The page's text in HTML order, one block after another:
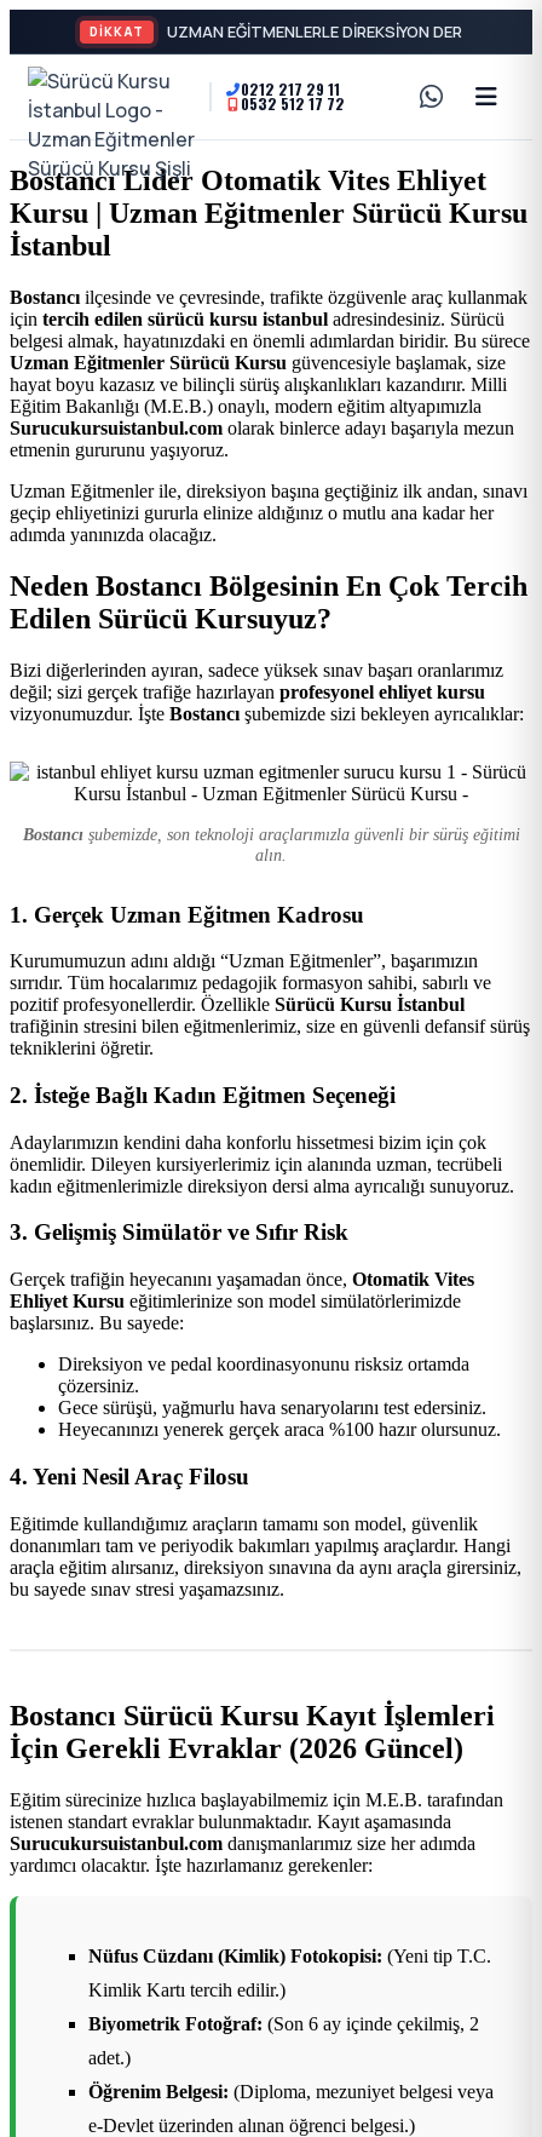
DİKKAT
Sürücü
Kursu
İstanbul
-
Şişli
En
İyi
Ehliyet
Kursu
A2
Motor
Ehliyeti
ve
Özel
Direksiyon
Dersi
0212 217 29 11
0532 512 17 72
Bostancı Lider Otomatik Vites Ehliyet
Kursu | Uzman Eğitmenler Sürücü Kursu
İstanbul
Bostancı ilçesinde ve çevresinde, trafikte özgüvenle araç kullanmak
için tercih edilen sürücü kursu istanbul adresindesiniz. Sürücü
belgesi almak, hayatınızdaki en önemli adımlardan biridir. Bu sürece
Uzman Eğitmenler Sürücü Kursu güvencesiyle başlamak, size
hayat boyu kazasız ve bilinçli sürüş alışkanlıkları kazandırır. Milli
Eğitim Bakanlığı (M.E.B.) onaylı, modern eğitim altyapımızla
Surucukursuistanbul.com olarak binlerce adayı başarıyla mezun
etmenin gururunu yaşıyoruz.
Uzman Eğitmenler ile, direksiyon başına geçtiğiniz ilk andan, sınavı
geçip ehliyetinizi gururla elinize aldığınız o mutlu ana kadar her
adımda yanınızda olacağız.
Neden Bostancı Bölgesinin En Çok Tercih
Edilen Sürücü Kursuyuz?
Bizi diğerlerinden ayıran, sadece yüksek sınav başarı oranlarımız
değil; sizi gerçek trafiğe hazırlayan profesyonel ehliyet kursu
vizyonumuzdur. İşte Bostancı şubemizde sizi bekleyen ayrıcalıklar:
Bostancışubemizde, son teknoloji araçlarımızla güvenli bir sürüş eğitimi
alın.
1. Gerçek Uzman Eğitmen Kadrosu
Kurumumuzun adını aldığı “Uzman Eğitmenler”, başarımızın
sırrıdır. Tüm hocalarımız pedagojik formasyon sahibi, sabırlı ve
pozitif profesyonellerdir. Özellikle Sürücü Kursu İstanbul
trafiğinin stresini bilen eğitmenlerimiz, size en güvenli defansif sürüş
tekniklerini öğretir.
2. İsteğe Bağlı Kadın Eğitmen Seçeneği
Adaylarımızın kendini daha konforlu hissetmesi bizim için çok
önemlidir. Dileyen kursiyerlerimiz için alanında uzman, tecrübeli
kadın eğitmenlerimizle direksiyon dersi alma ayrıcalığı sunuyoruz.
3. Gelişmiş Simülatör ve Sıfır Risk
Gerçek trafiğin heyecanını yaşamadan önce, Otomatik Vites
Ehliyet Kursu eğitimlerinize son model simülatörlerimizde
başlarsınız. Bu sayede:
Direksiyon ve pedal koordinasyonunu risksiz ortamda
çözersiniz.
Gece sürüşü, yağmurlu hava senaryolarını test edersiniz.
Heyecanınızı yenerek gerçek araca %100 hazır olursunuz.
4. Yeni Nesil Araç Filosu
Eğitimde kullandığımız araçların tamamı son model, güvenlik
donanımları tam ve periyodik bakımları yapılmış araçlardır. Hangi
araçla eğitim alırsanız, direksiyon sınavına da aynı araçla girersiniz,
bu sayede sınav stresi yaşamazsınız.
Bostancı Sürücü Kursu Kayıt İşlemleri
İçin Gerekli Evraklar (2026 Güncel)
Eğitim sürecinize hızlıca başlayabilmemiz için M.E.B. tarafından
istenen standart evraklar bulunmaktadır. Kayıt aşamasında
Surucukursuistanbul.com danışmanlarımız size her adımda
yardımcı olacaktır. İşte hazırlamanız gerekenler:
Nüfus Cüzdanı (Kimlik) Fotokopisi: (Yeni tip T.C.
Kimlik Kartı tercih edilir.)
Biyometrik Fotoğraf: (Son 6 ay içinde çekilmiş, 2
adet.)
Öğrenim Belgesi: (Diploma, mezuniyet belgesi veya
e-Devlet üzerinden alınan öğrenci belgesi.)